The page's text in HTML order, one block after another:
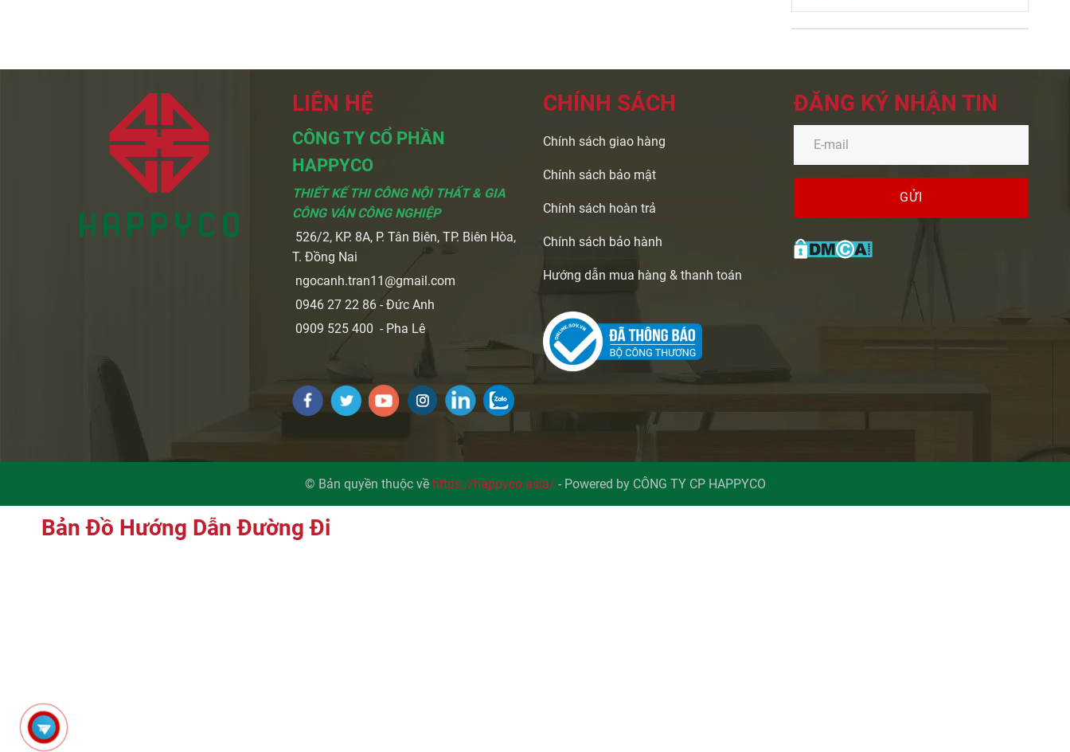
LIÊN HỆ
CÔNG TY CỔ PHẦN
HAPPYCO
THIẾT KẾ THI CÔNG NỘI THẤT & GIA
CÔNG VÁN CÔNG NGHIỆP
526/2, KP. 8A, P. Tân Biên, TP. Biên Hòa,
T. Đồng Nai
ngocanh.tran11@gmail.com
0946 27 22 86 - Đức Anh
0909 525 400 - Pha Lê
CHÍNH SÁCH
Chính sách giao hàng
Chính sách bảo mật
Chính sách hoàn trả
Chính sách bảo hành
Hướng dẫn mua hàng & thanh toán
ĐĂNG KÝ NHẬN TIN
GỬI
© Bản quyền thuộc về https://happyco.asia/ - Powered by CÔNG TY CP HAPPYCO
Bản Đồ Hướng Dẫn Đường Đi